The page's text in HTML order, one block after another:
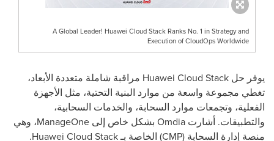
A Global Leader! Huawei Cloud Stack Ranks No. 1 in Strategy and
Execution of CloudOps Worldwide
يوفر حل Huawei Cloud Stack مراقبة شاملة متعددة الأبعاد،
تغطي مجموعة واسعة من موارد البنية التحتية، مثل الأجهزة
الفعلية، وتجمعات موارد السحابة، والخدمات السحابية،
والتطبيقات. أشارت Omdia بشكل خاص إلى ManageOne، وهي
منصة إدارة السحابة (CMP) الخاصة بـHuawei Cloud Stack
.